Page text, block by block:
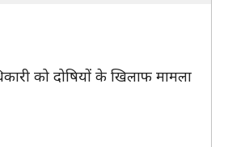
को दोषियों के खिलाफ मामला